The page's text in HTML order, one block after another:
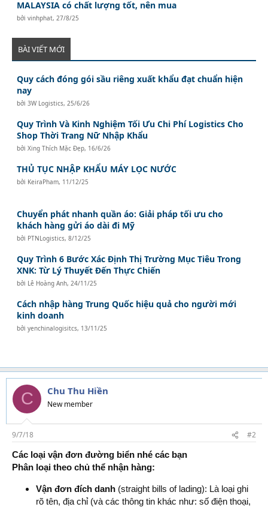
MALAYSIA có chất lượng tốt, nên mua
bởivinhphat, 27/8/25
BÀI VIẾT MỚI
Quy cách đóng gói sầu riêng xuất khẩu đạt chuẩn hiện
nay
bởi3W Logistics, 25/6/26
Quy Trình Và Kinh Nghiệm Tối Ưu Chi Phí Logistics Cho
Shop Thời Trang Nữ Nhập Khẩu
bởiXing Thích Mặc Đẹp, 16/6/26
THỦ TỤC NHẬP KHẨU MÁY LỌC NƯỚC
bởi KeiraPham, 11/12/25
Chuyển phát nhanh quần áo: Giải pháp tối ưu cho
khách hàng gửi áo dài đi Mỹ
bởi PTNLogistics,8/12/25
Quy Trình 6 Bước Xác Định Thị Trường Mục Tiêu Trong
XNK: Từ Lý Thuyết Đến Thực Chiến
bởi Lê Hoàng Anh, 24/11/25
Cách nhập hàng Trung Quốc hiệu quả cho người mới
kinh doanh
bởiyenchinalogisitcs, 13/11/25
C Chu Thu Hiền
New member
9/7/18
#2
Các loại vận đơn đường biển nhé các bạn
Phân loại theo chủ thể nhận hàng:
Vận đơn đích danh (straight bills of lading): Là loại ghi
rõ tên, địa chỉ (và các thông tin khác như: số điện thoại,